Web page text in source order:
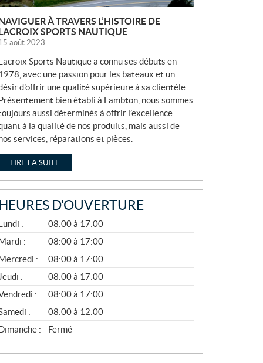
À TRAVERS L’HISTOIRE DE
SPORTS NAUTIQUE
août 2023
Sports Nautique a connu ses débuts en
avec une passion pour les bateaux et un
d’offrir une qualité supérieure à sa clientèle.
bien établi à Lambton, nous sommes
aussi déterminés à offrir l’excellence
à la qualité de nos produits, mais aussi de
services, réparations et pièces.
LIRE LA SUITE
HEURES D'OUVERTURE
:
08:00 à 17:00
:
08:00 à 17:00
:
08:00 à 17:00
Jeudi :
08:00 à 17:00
:
08:00 à 17:00
:
08:00 à 12:00
:
Fermé